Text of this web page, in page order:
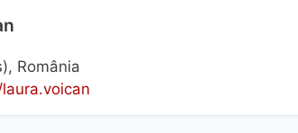
România